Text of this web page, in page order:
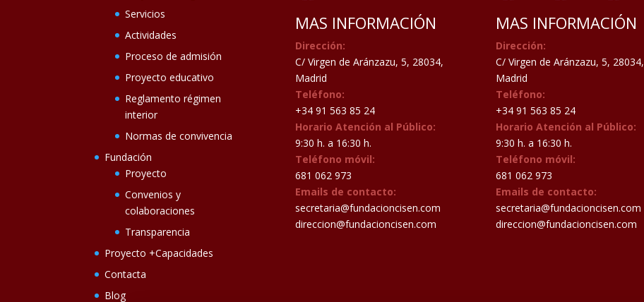
Servicios
Actividades
Proceso de admisión
Proyecto educativo
Reglamento régimen
interior
Normas de convivencia
Fundación
Proyecto
Convenios y
colaboraciones
Transparencia
Proyecto +Capacidades
Contacta
Blog
MAS INFORMACIÓN
Dirección:
C/ Virgen de Aránzazu, 5, 28034,
Madrid
Teléfono:
+34 91 563 85 24
Horario Atención al Público:
9:30 h. a 16:30 h.
Teléfono móvil:
681 062 973
Emails de contacto:
secretaria@fundacioncisen.com
direccion@fundacioncisen.com
MAS INFORMACIÓN
Dirección:
C/ Virgen de Aránzazu, 5, 28034,
Madrid
Teléfono:
+34 91 563 85 24
Horario Atención al Público:
9:30 h. a 16:30 h.
Teléfono móvil:
681 062 973
Emails de contacto:
secretaria@fundacioncisen.com
direccion@fundacioncisen.com